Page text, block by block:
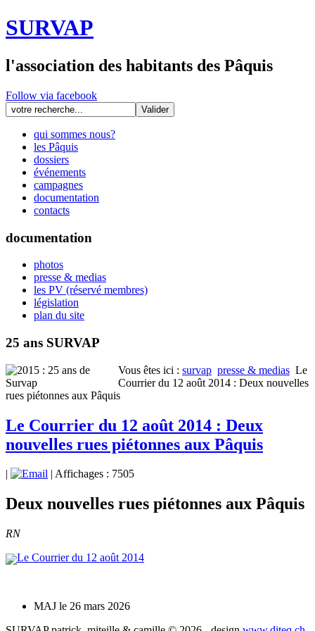
SURVAP
l'association des habitants des Pâquis
Follow via facebook
qui sommes nous?
les Pâquis
dossiers
événements
campagnes
documentation
contacts
documentation
photos
presse & medias
les PV (réservé membres)
législation
plan du site
25 ans SURVAP
Vous êtes ici : survap presse & medias Le
Courrier du 12 août 2014 : Deux nouvelles
rues piétonnes aux Pâquis
Le Courrier du 12 août 2014 : Deux
nouvelles rues piétonnes aux Pâquis
| Affichages : 7505
Deux nouvelles rues piétonnes aux Pâquis
RN
Le Courrier du 12 août 2014
MAJ le 26 mars 2026